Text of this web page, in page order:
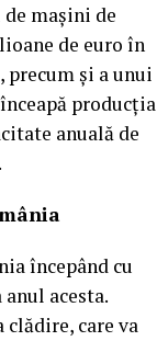
maşini de
de euro în
precum şi a unui
producţia
anuală de
începând cu
acesta.
care va